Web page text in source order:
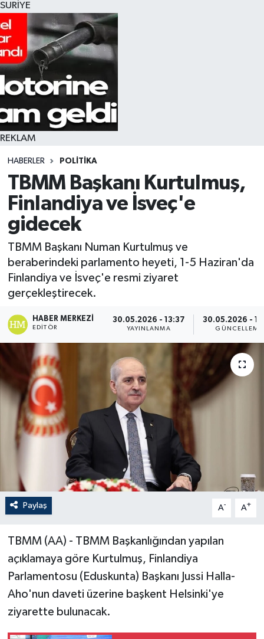
SURİYE
REKLAM
HABERLER POLITIKA
TBMM Başkanı Kurtulmuş,
Finlandiya ve İsveç'e
gidecek
TBMM Başkanı Numan Kurtulmuş ve
beraberindeki parlamento heyeti, 1-5 Haziran'da
Finlandiya ve İsveç'e resmi ziyaret
gerçekleştirecek.
HABER MERKEZI
EDITÖR
30.05.2026 - 13:37
YAYINLANMA
30.05.2026 -
GÜNCELLEME
Paylaş A- A+
TBMM (AA) - TBMM Başkanlığından yapılan
açıklamaya göre Kurtulmuş, Finlandiya
Parlamentosu (Eduskunta) Başkanı Jussi Halla-
Aho'nun daveti üzerine başkent Helsinki'ye
ziyarette bulunacak.